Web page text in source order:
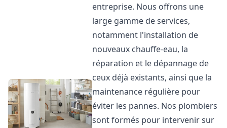
entreprise. Nous offrons une
large gamme de services,
notamment l'installation de
nouveaux chauffe-eau, la
réparation et le dépannage de
ceux déjà existants, ainsi que la
maintenance régulière pour
éviter les pannes. Nos plombiers
sont formés pour intervenir sur